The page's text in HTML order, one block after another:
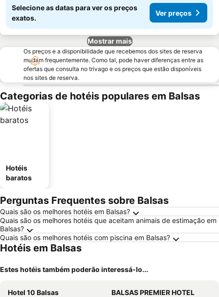
Selecione as datas para ver os preços
exatos.
Ver preços
Mostrar mais
Os preços e a disponibilidade que recebemos dos sites de reserva
mudam frequentemente. Como tal, pode haver diferenças entre as
ofertas que consulta no trivago e os preços que estão disponíveis
nos sites de reserva.
Categorias de hotéis populares em Balsas
Hotéis
baratos
Perguntas Frequentes sobre Balsas
Quais são os melhores hotéis em Balsas?
Quais são os melhores hotéis que aceitam animais de estimação em
Balsas?
Quais são os melhores hotéis com piscina em Balsas?
Hotéis em Balsas
Estes hotéis também poderão interessá-lo...
Hotel 10 Balsas
BALSAS PREMIER HOTEL